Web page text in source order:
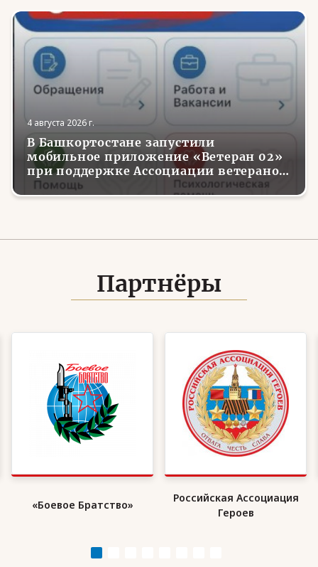
4 августа 2026 г.
В Башкортостане запустили
мобильное приложение «Ветеран 02»
при поддержке Ассоциации ветеранов
СВО
Партнёры
«Боевое Братство»
Российская Ассоциация
Героев